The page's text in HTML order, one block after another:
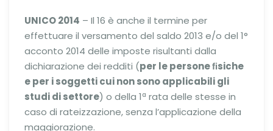
UNICO 2014 – Il 16 è anche il termine per
effettuare il versamento del saldo 2013 e/o del 1°
acconto 2014 delle imposte risultanti dalla
dichiarazione dei redditi (per le persone ﬁsiche
e per i soggetti cui non sono applicabili gli
studi di settore) o della 1ª rata delle stesse in
caso di rateizzazione, senza l’applicazione della
maggiorazione.